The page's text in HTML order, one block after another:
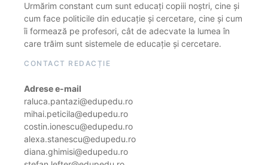
Urmărim constant cum sunt educați copiii noștri, cine și
cum face politicile din educație și cercetare, cine și cum
îi formează pe profesori, cât de adecvate la lumea în
care trăim sunt sistemele de educație și cercetare.
CONTACT REDACȚIE
Adrese e-mail
raluca.pantazi@edupedu.ro
mihai.peticila@edupedu.ro
costin.ionescu@edupedu.ro
alexa.stanescu@edupedu.ro
diana.ghimisi@edupedu.ro